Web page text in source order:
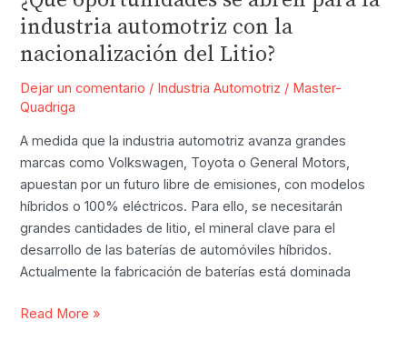
5
marcas
de
más
vendidas
en
México
industria automotriz con la
nacionalización del Litio?
Dejar un comentario / Industria Automotriz / Master-
Quadriga
A medida que la industria automotriz avanza grandes
marcas como Volkswagen, Toyota o General Motors,
apuestan por un futuro libre de emisiones, con modelos
híbridos o 100% eléctricos. Para ello, se necesitarán
grandes cantidades de litio, el mineral clave para el
desarrollo de las baterías de automóviles híbridos.
Actualmente la fabricación de baterías está dominada
¿Qué
Read More »